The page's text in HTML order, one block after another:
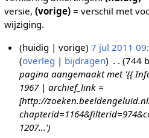
versie, (vorige)= verschil met
wijziging.
huidig vorige 7 jul 2011
overleg
bijdragen 744
pagina aangemaakt met '{{
1967 | archief_link =
[http://
1207...'